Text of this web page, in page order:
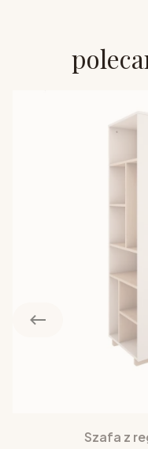
Szafa z